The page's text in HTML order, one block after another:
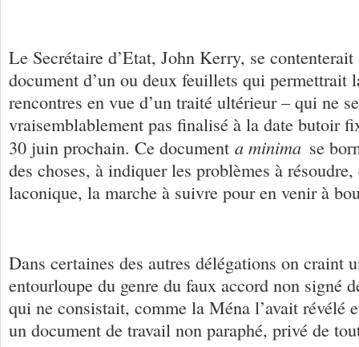
Le Secrétaire d’Etat, John Kerry, se contenterait
document d’un ou deux feuillets qui permettrait
rencontres en vue d’un traité ultérieur – qui ne
vraisemblablement pas finalisé à la date butoir
30 juin prochain. Ce document a minima se
des choses, à indiquer les problèmes à
laconique, la marche à suivre pour en venir à
Dans certaines des autres délégations on craint
entourloupe du genre du faux accord non signé
qui ne consistait, comme la Ména l’avait révélé
un document de travail non paraphé, privé de